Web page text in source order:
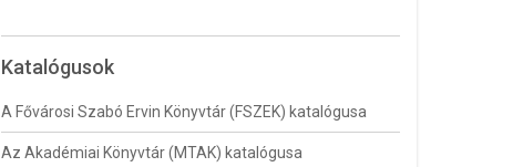
Katalógusok
A Fővárosi Szabó Ervin Könyvtár (FSZEK) katalógusa
Az Akadémiai Könyvtár (MTAK) katalógusa